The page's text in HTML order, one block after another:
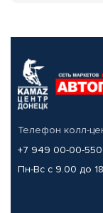
Телефон колл-
+7 949 00-00-550
Пн-Вс с 9.00 до